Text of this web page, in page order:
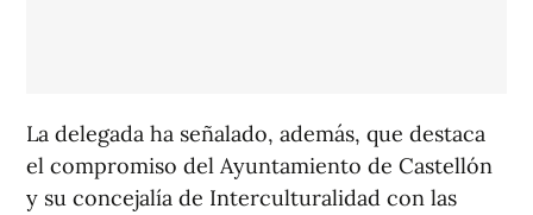
La delegada ha señalado, además, que destaca
el compromiso del Ayuntamiento de Castellón
y su concejalía de Interculturalidad con las